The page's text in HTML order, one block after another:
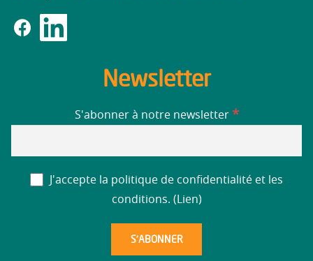
Newsletter
S'abonner à notre newsletter *
J'accepte la politique de confidentialité et les
conditions. ( Lien)